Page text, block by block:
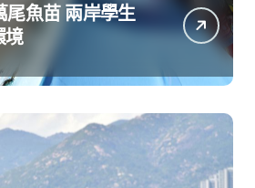
尾魚苗 兩岸學生
境